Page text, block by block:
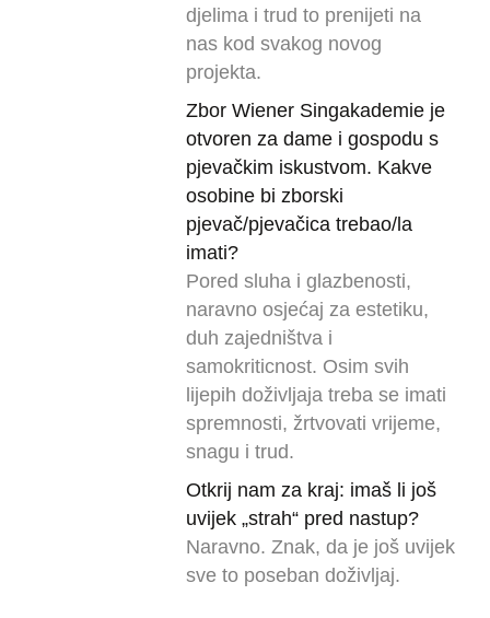
djelima i trud to prenijeti na
nas kod svakog novog
projekta.
Zbor Wiener Singakademie je
otvoren za dame i gospodu s
pjevačkim iskustvom. Kakve
osobine bi zborski
pjevač/pjevačica trebao/la
imati?
Pored sluha i glazbenosti,
naravno osjećaj za estetiku,
duh zajedništva i
samokriticnost. Osim svih
lijepih doživljaja treba se imati
spremnosti, žrtvovati vrijeme,
snagu i trud.
Otkrij nam za kraj: imaš li još
uvijek „strah“ pred nastup?
Naravno. Znak, da je još uvijek
sve to poseban doživljaj.